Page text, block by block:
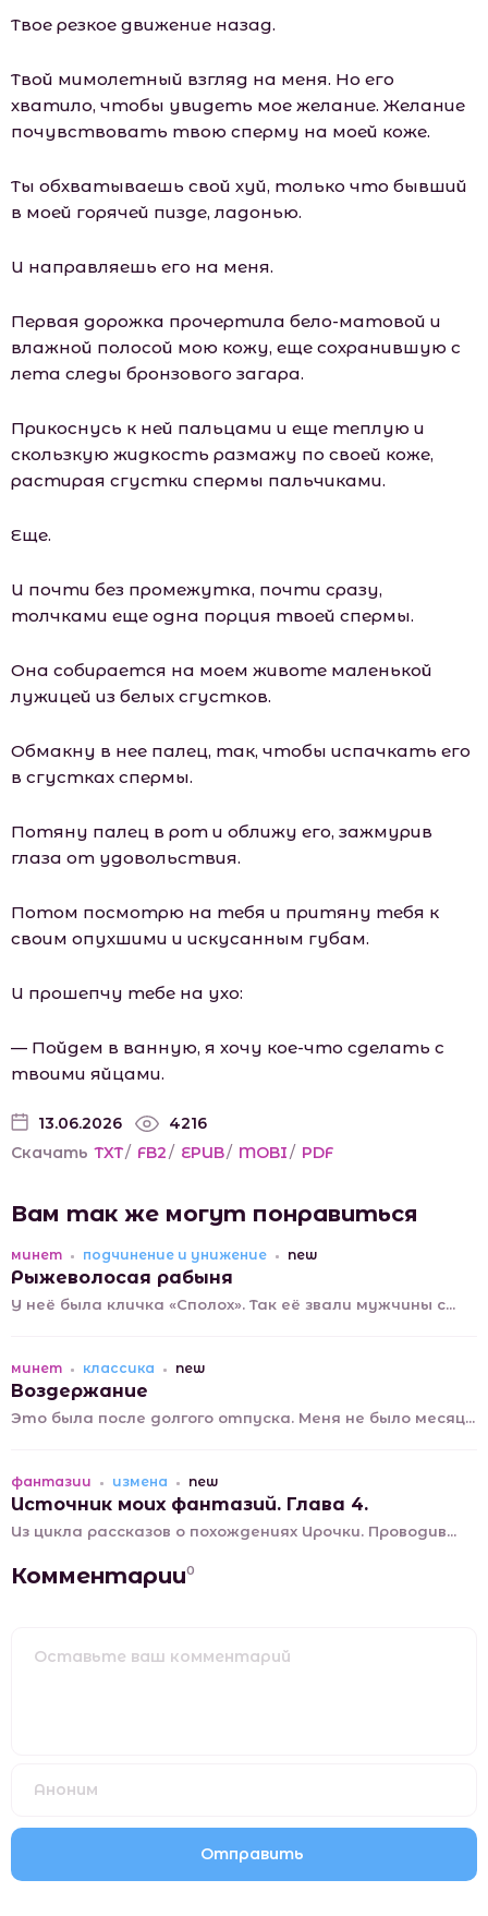
Твое резкое движение назад.
Твой мимолетный взгляд на меня. Но его
хватило, чтобы увидеть мое желание. Желание
почувствовать твою сперму на моей коже.
Ты обхватываешь свой хуй, только что бывший
в моей горячей пизде, ладонью.
И направляешь его на меня.
Первая дорожка прочертила бело-матовой и
влажной полосой мою кожу, еще сохранившую с
лета следы бронзового загара.
Прикоснусь к ней пальцами и еще теплую и
скользкую жидкость размажу по своей коже,
растирая сгустки спермы пальчиками.
Еще.
И почти без промежутка, почти сразу,
толчками еще одна порция твоей спермы.
Она собирается на моем животе маленькой
лужицей из белых сгустков.
Обмакну в нее палец, так, чтобы испачкать его
в сгустках спермы.
Потяну палец в рот и оближу его, зажмурив
глаза от удовольствия.
Потом посмотрю на тебя и притяну тебя к
своим опухшими и искусанным губам.
И прошепчу тебе на ухо:
— Пойдем в ванную, я хочу кое-что сделать с
твоими яйцами.
13.06.2026
4216
Скачать TXT/ FB2/ EPUB/ MOBI/ PDF
Вам так же могут понравиться
минет подчинение и унижение new
Рыжеволосая рабыня
У неё была кличка «Сполох». Так её звали мужчины с...
минет классика new
Воздержание
Это была после долгого отпуска. Меня не было месяц...
фантазии измена new
Источник моих фантазий. Глава 4.
Из цикла рассказов о похождениях Ирочки. Проводив...
Комментарии0